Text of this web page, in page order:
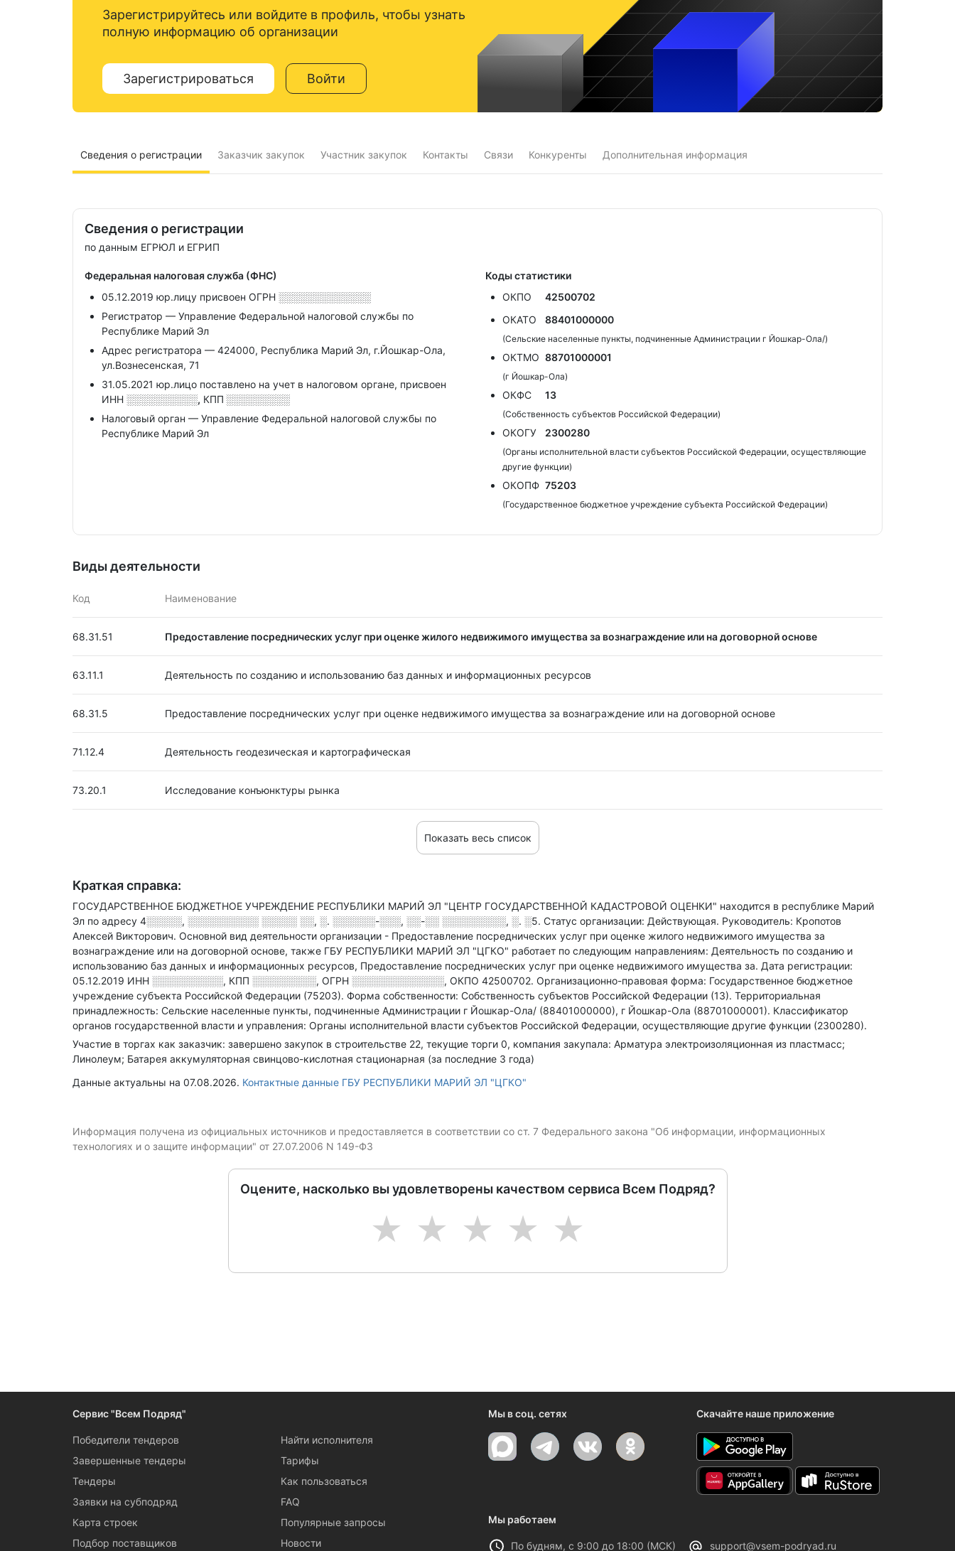
Зарегистрируйтесь или войдите в профиль, чтобы узнать
полную информацию об организации
Зарегистрироваться Войти
Сведения о регистрации Заказчик закупок Участник закупок Контакты Связи Конкуренты Дополнительная информация
Сведения о регистрации
по данным ЕГРЮЛ и ЕГРИП
Федеральная налоговая служба (ФНС)
05.12.2019 юр.лицу присвоен ОГРН ░░░░░░░░░░░░░
Регистратор — Управление Федеральной налоговой службы по
Республике Марий Эл
Адрес регистратора — 424000, Республика Марий Эл, г.Йошкар-Ола,
ул.Вознесенская, 71
31.05.2021 юр.лицо поставлено на учет в налоговом органе, присвоен
ИНН ░░░░░░░░░░, КПП ░░░░░░░░░
Налоговый орган — Управление Федеральной налоговой службы по
Республике Марий Эл
Коды статистики
ОКПО
42500702
ОКАТО
88401000000
(Сельские населенные пункты, подчиненные Администрации г Йошкар-Ола/)
ОКТМО 88701000001
(г Йошкар-Ола)
ОКФС 13
(Собственность субъектов Российской Федерации)
ОКОГУ 2300280
(Органы исполнительной власти субъектов Российской Федерации, осуществляющие
другие функции)
ОКОПФ 75203
(Государственное бюджетное учреждение субъекта Российской Федерации)
Виды деятельности
Код Наименование
68.31.51 Предоставление посреднических услуг при оценке жилого недвижимого имущества за вознаграждение или на договорной основе
63.11.1 Деятельность по созданию и использованию баз данных и информационных ресурсов
68.31.5 Предоставление посреднических услуг при оценке недвижимого имущества за вознаграждение или на договорной основе
71.12.4 Деятельность геодезическая и картографическая
73.20.1 Исследование конъюнктуры рынка
Показать весь список
Краткая справка:
ГОСУДАРСТВЕННОЕ БЮДЖЕТНОЕ УЧРЕЖДЕНИЕ РЕСПУБЛИКИ МАРИЙ ЭЛ "ЦЕНТР ГОСУДАРСТВЕННОЙ КАДАСТРОВОЙ ОЦЕНКИ" находится в республике Марий
Эл по адресу 4░░░░░, ░░░░░░░░░░ ░░░░░ ░░, ░. ░░░░░░-░░░, ░░-░░ ░░░░░░░░░, ░. ░5. Статус организации: Действующая. Руководитель: Кропотов
Алексей Викторович. Основной вид деятельности организации - Предоставление посреднических услуг при оценке жилого недвижимого имущества за
вознаграждение или на договорной основе, также ГБУ РЕСПУБЛИКИ МАРИЙ ЭЛ "ЦГКО" работает по следующим направлениям: Деятельность по созданию и
использованию баз данных и информационных ресурсов, Предоставление посреднических услуг при оценке недвижимого имущества за. Дата регистрации:
05.12.2019 ИНН ░░░░░░░░░░, КПП ░░░░░░░░░, ОГРН ░░░░░░░░░░░░░, ОКПО 42500702. Организационно-правовая форма: Государственное бюджетное
учреждение субъекта Российской Федерации (75203). Форма собственности: Собственность субъектов Российской Федерации (13). Территориальная
принадлежность: Сельские населенные пункты, подчиненные Администрации г Йошкар-Ола/ (88401000000), г Йошкар-Ола (88701000001). Классификатор
органов государственной власти и управления: Органы исполнительной власти субъектов Российской Федерации, осуществляющие другие функции (2300280).
Участие в торгах как заказчик: завершено закупок в строительстве 22, текущие торги 0, компания закупала: Арматура электроизоляционная из пластмасс;
Линолеум; Батарея аккумуляторная свинцово-кислотная стационарная (за последние 3 года)
Данные актуальны на 07.08.2026. Контактные данные ГБУ РЕСПУБЛИКИ МАРИЙ ЭЛ "ЦГКО"
Информация получена из официальных источников и предоставляется в соответствии со ст. 7 Федерального закона "Об информации, информационных
технологиях и о защите информации" от 27.07.2006 N 149-ФЗ
Оцените, насколько вы удовлетворены качеством сервиса Всем Подряд?
5
4
3
2
1
Сервис "Всем Подряд"
Победители тендеров
Завершенные тендеры
Тендеры
Заявки на субподряд
Карта строек
Подбор поставщиков
Найти исполнителя
Тарифы
Как пользоваться
FAQ
Популярные запросы
Новости
Мы в соц. сетях Скачайте наше приложение
Мы работаем
По будням, с 9:00 до 18:00 (МСК) support@vsem-podryad.ru